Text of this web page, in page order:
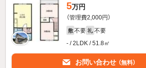
5万円
（管理費2,000円）
敷 不要 礼 不要
- / 2LDK / 51.8㎡
お問い合わせ （無料）